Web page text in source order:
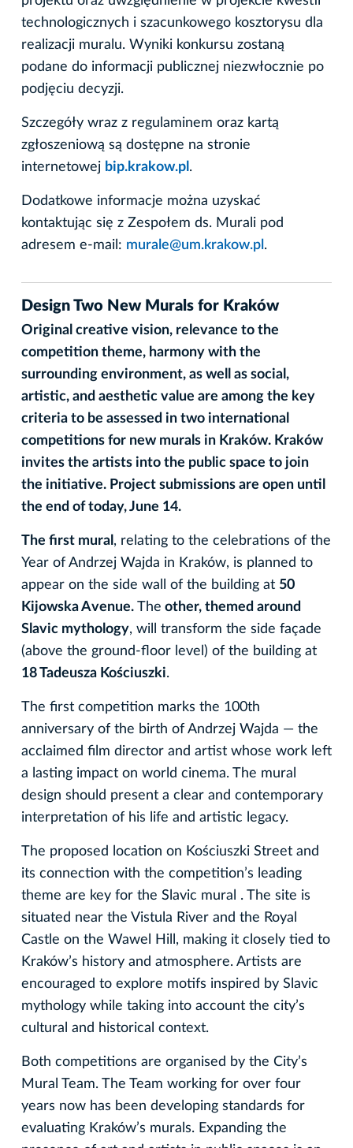
technologicznych i szacunkowego kosztorysu dla
realizacji muralu. Wyniki konkursu zostaną
podane do informacji publicznej niezwłocznie po
podjęciu decyzji.
Szczegóły wraz z regulaminem oraz kartą
zgłoszeniową są dostępne na stronie
internetowej bip.krakow.pl .
Dodatkowe informacje można uzyskać
kontaktując się z Zespołem ds. Murali pod
adresem e-mail: murale@um.krakow.pl .
Design Two New Murals for Kraków
Original creative vision, relevance to the
competition theme, harmony with the
surrounding environment, as well as social,
artistic, and aesthetic value are among the key
criteria to be assessed in two international
competitions for new murals in Kraków. Kraków
invites the artists into the public space to join
the initiative. Project submissions are open until
the end of today, June 14.
The first mural , relating to the celebrations of the
Year of Andrzej Wajda in Kraków, is planned to
appear on the side wall of the building at 50
Kijowska Avenue. The other, themed around
Slavic mythology, will transform the side façade
(above the ground-floor level) of the building at
18 Tadeusza Kościuszki.
The first competition marks the 100th
anniversary of the birth of Andrzej Wajda — the
acclaimed film director and artist whose work left
a lasting impact on world cinema. The mural
design should present a clear and contemporary
interpretation of his life and artistic legacy.
The proposed location on Kościuszki Street and
its connection with the competition’s leading
theme are key for the Slavic mural . The site is
situated near the Vistula River and the Royal
Castle on the Wawel Hill, making it closely tied to
Kraków’s history and atmosphere. Artists are
encouraged to explore motifs inspired by Slavic
mythology while taking into account the city’s
cultural and historical context.
Both competitions are organised by the City’s
Mural Team. The Team working for over four
years now has been developing standards for
evaluating Kraków’s murals. Expanding the